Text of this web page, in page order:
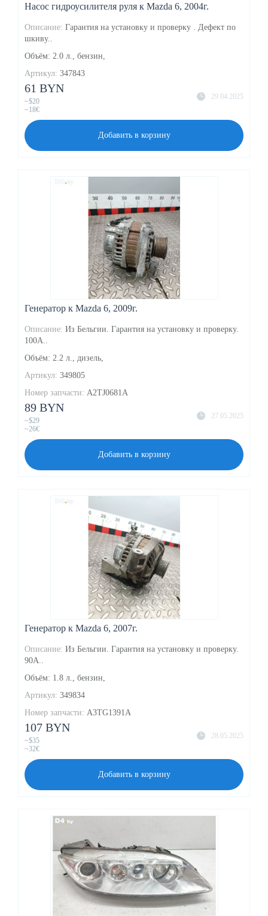
Насос гидроусилителя руля к Mazda 6, 2004г.
Описание: Гарантия на установку и проверку . Дефект по
шкиву..
Объём: 2.0 л., бензин,
Артикул: 347843
29.04.2025
61 BYN
~$20
~18€
Добавить в корзину
Генератор к Mazda 6, 2009г.
Описание: Из Бельгии. Гарантия на установку и проверку.
100A..
Объём: 2.2 л., дизель,
Артикул: 349805
Номер запчасти: A2TJ0681A
27.05.2025
89 BYN
~$29
~26€
Добавить в корзину
Генератор к Mazda 6, 2007г.
Описание: Из Бельгии. Гарантия на установку и проверку.
90A..
Объём: 1.8 л., бензин,
Артикул: 349834
Номер запчасти: A3TG1391A
28.05.2025
107 BYN
~$35
~32€
Добавить в корзину